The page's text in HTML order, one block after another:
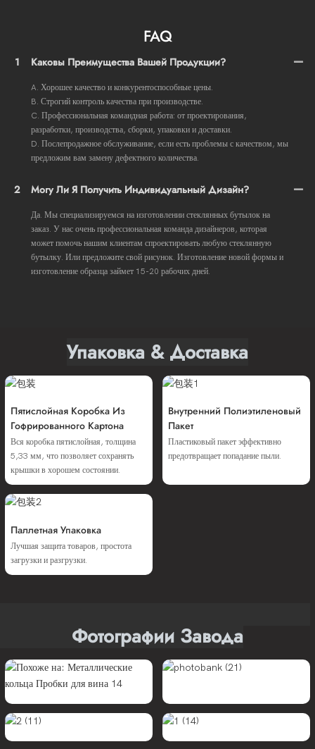
FAQ
1 Каковы Преимущества Вашей Продукции?
A. Хорошее качество и конкурентоспособные цены.
B. Строгий контроль качества при производстве.
C. Профессиональная командная работа: от проектирования,
разработки, производства, сборки, упаковки и доставки.
D. Послепродажное обслуживание, если есть проблемы с качеством, мы
предложим вам замену дефектного количества.
2 Могу Ли Я Получить Индивидуальный Дизайн?
Да. Мы специализируемся на изготовлении стеклянных бутылок на
заказ. У нас очень профессиональная команда дизайнеров, которая
может помочь нашим клиентам спроектировать любую стеклянную
бутылку. Или предложите свой рисунок. Изготовление новой формы и
изготовление образца займет 15-20 рабочих дней.
Упаковка & Доставка
Пятислойная Коробка Из
Гофрированного Картона
Вся коробка пятислойная, толщина
5,33 мм, что позволяет сохранять
крышки в хорошем состоянии.
Внутренний Полиэтиленовый
Пакет
Пластиковый пакет эффективно
предотвращает попадание пыли.
Паллетная Упаковка
Лучшая защита товаров, простота
загрузки и разгрузки.
Фотографии Завода